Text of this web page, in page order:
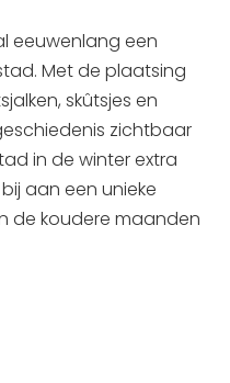
eeuwenlang een
Met de plaatsing
skûtsjes en
zichtbaar
in de winter extra
aan een unieke
de koudere maanden